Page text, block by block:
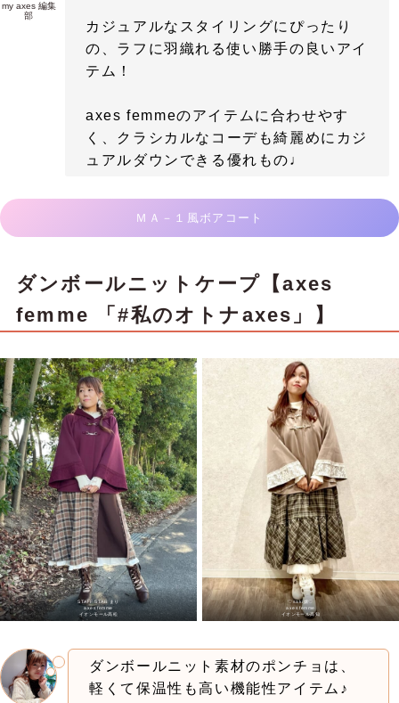
my axes 編集
部
カジュアルなスタイリングにぴったり
の、ラフに羽織れる使い勝手の良いアイ
テム！
axes femmeのアイテムに合わせやす
く、クラシカルなコーデも綺麗めにカジ
ュアルダウンできる優れもの♩
ＭＡ－１風ボアコート
ダンボールニットケープ【axes
femme 「#私のオトナaxes」】
STAFF STAR まり
axes femme
イオンモール高松
♡saki嬢♡
axes femme
イオンモール高知
ダンボールニット素材のポンチョは、
軽くて保温性も高い機能性アイテム♪